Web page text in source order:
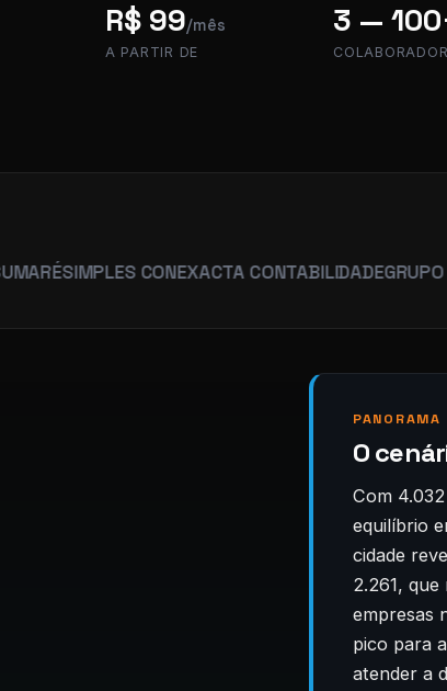
R$ 99/mês
A PARTIR DE
3 —
CONEXACTA CONTABILIDADEGRUPO LEGACY
O
Com
equilíbrio
cidade
2.261,
empresas
pico para
atender a